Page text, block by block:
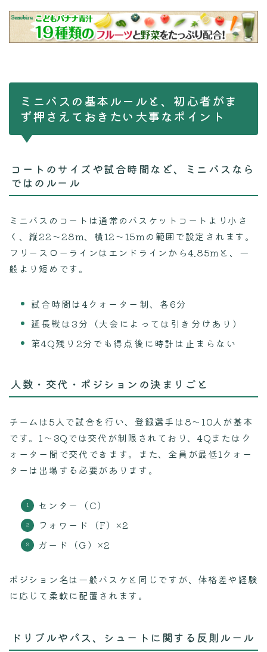
ミニバスの基本ルールと、初心者がま
ず押さえておきたい大事なポイント
コートのサイズや試合時間など、ミニバスなら
ではのルール
ミニバスのコートは通常のバスケットコートより小さ
く、縦22〜28m、横12〜15mの範囲で設定されます。
フリースローラインはエンドラインから4.85mと、一
般より短めです。
試合時間は4クォーター制、各6分
延長戦は3分（大会によっては引き分けあり）
第4Q残り2分でも得点後に時計は止まらない
人数・交代・ポジションの決まりごと
チームは5人で試合を行い、登録選手は8〜10人が基本
です。1〜3Qでは交代が制限されており、4Qまたはク
ォーター間で交代できます。また、全員が最低1クォー
ターは出場する必要があります。
センター（C）
フォワード（F）×2
ガード（G）×2
ポジション名は一般バスケと同じですが、体格差や経験
に応じて柔軟に配置されます。
ドリブルやパス、シュートに関する反則ルール